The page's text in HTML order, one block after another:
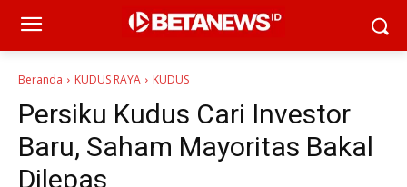
Beranda KUDUS RAYA KUDUS
Persiku Kudus Cari Investor
Baru, Saham Mayoritas Bakal
Dilepas